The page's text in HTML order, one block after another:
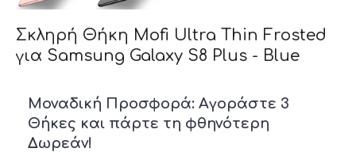
Σκληρή Θήκη Mofi Ultra Thin Frosted
για Samsung Galaxy S8 Plus - Blue
Μοναδική Προσφορά: Αγοράστε 3
Θήκες και πάρτε τη φθηνότερη
Δωρεάν!